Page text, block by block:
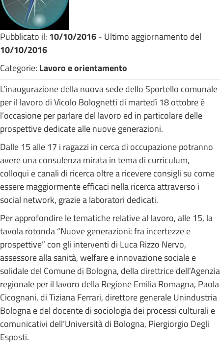
Pubblicato il: 10/10/2016- Ultimo aggiornamento del
10/10/2016
Categorie: Lavoro e orientamento
L’inaugurazione della nuova sede dello Sportello comunale
per il lavoro di Vicolo Bolognetti di martedì 18 ottobre è
l’occasione per parlare del lavoro ed in particolare delle
prospettive dedicate alle nuove generazioni.
Dalle 15 alle 17 i ragazzi in cerca di occupazione potranno
avere una consulenza mirata in tema di curriculum,
colloqui e canali di ricerca oltre a ricevere consigli su come
essere maggiormente efficaci nella ricerca attraverso i
social network, grazie a laboratori dedicati.
Per approfondire le tematiche relative al lavoro, alle 15, la
tavola rotonda “Nuove generazioni: fra incertezze e
prospettive” con gli interventi di Luca Rizzo Nervo,
assessore alla sanità, welfare e innovazione sociale e
solidale del Comune di Bologna, della direttrice dell’Agenzia
regionale per il lavoro della Regione Emilia Romagna, Paola
Cicognani, di Tiziana Ferrari, direttore generale Unindustria
Bologna e del docente di sociologia dei processi culturali e
comunicativi dell’Università di Bologna, Piergiorgio Degli
Esposti.